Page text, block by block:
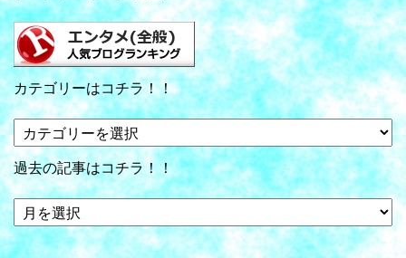
カテゴリーはコチラ！！
テ
ゴ
リ
ー
は
コ
過去の記事はコチラ！！
過
去
の